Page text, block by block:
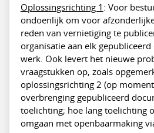
Oplossingsrichting 1 : Voor
ondoenlijk om voor
reden van vernietiging te
organisatie aan elk
werk. Ook levert het nieuwe
vraagstukken op, zoals
oplossingsrichting 2 (op
overbrenging gepubliceerd
toelichting; hoe lang toelichting
omgaan met openbaarmaking